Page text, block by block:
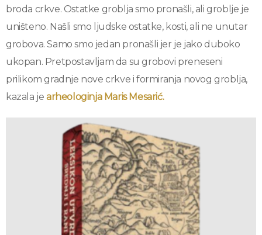
broda crkve. Ostatke groblja smo pronašli, ali groblje je
uništeno. Našli smo ljudske ostatke, kosti, ali ne unutar
grobova. Samo smo jedan pronašli jer je jako duboko
ukopan. Pretpostavljam da su grobovi preneseni
prilikom gradnje nove crkve i formiranja novog groblja,
kazala je arheologinja Maris Mesarić.